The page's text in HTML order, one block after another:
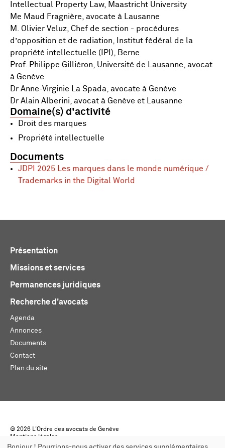
Intellectual Property Law, Maastricht University
Me Maud Fragnière, avocate à Lausanne
M. Olivier Veluz, Chef de section - procédures
d’opposition et de radiation, Institut fédéral de la
propriété intellectuelle (IPI), Berne
Prof. Philippe Gilliéron, Université de Lausanne, avocat
à Genève
Dr Anne-Virginie La Spada, avocate à Genève
Dr Alain Alberini, avocat à Genève et Lausanne
Domaine(s) d'activité
Droit des marques
Propriété intellectuelle
Documents
JDPI 2025 Les marques dans le monde numérique /
Trademarks in the Digital World
Présentation
Missions et services
Permanences juridiques
Recherche d'avocats
Agenda
Annonces
Documents
Contact
Plan du site
© 2026 L'Ordre des avocats de Genève
Mentions légales
Créé par monoloco